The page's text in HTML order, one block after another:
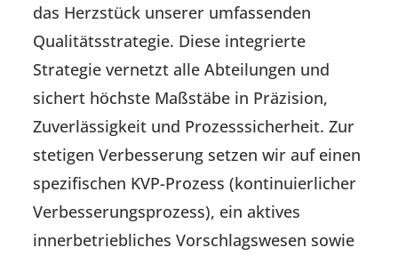
das Herzstück unserer umfassenden
Qualitätsstrategie. Diese integrierte
Strategie vernetzt alle Abteilungen und
sichert höchste Maßstäbe in Präzision,
Zuverlässigkeit und Prozesssicherheit. Zur
stetigen Verbesserung setzen wir auf einen
spezifischen KVP-Prozess (kontinuierlicher
Verbesserungsprozess), ein aktives
innerbetriebliches Vorschlagswesen sowie